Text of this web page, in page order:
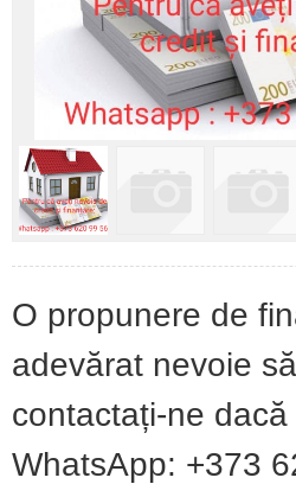
O propunere de
adevărat nevoie
contactați-ne
WhatsApp: +373